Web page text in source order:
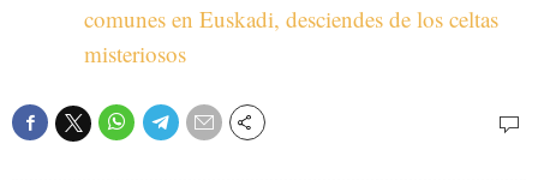
comunes en Euskadi, desciendes de los celtas
misteriosos